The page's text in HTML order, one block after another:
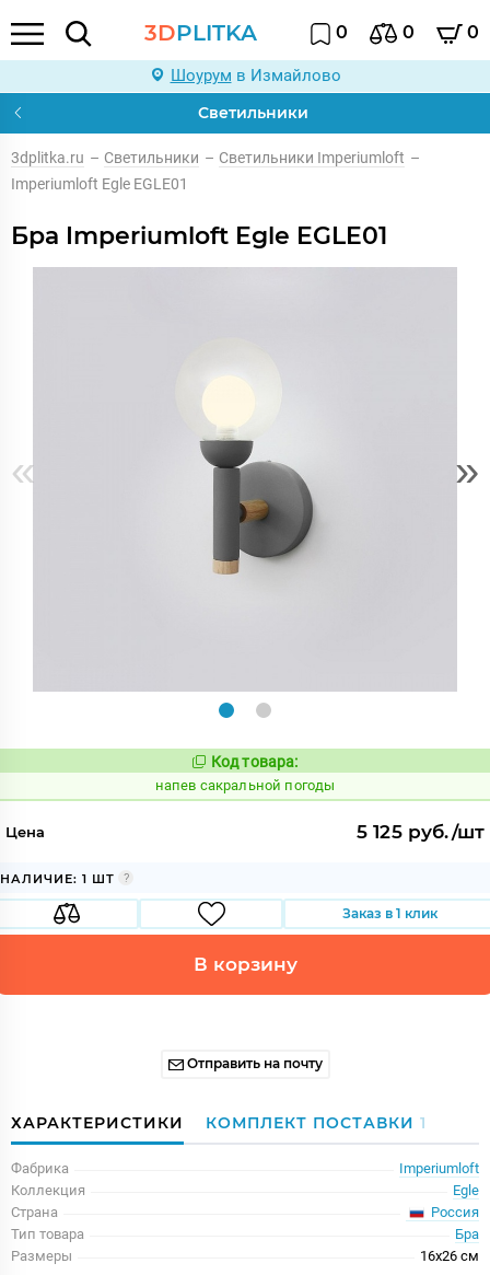
3DPLITKA 0 0 0
Шоурум в Измайлово
Светильники
3dplitka.ru – Светильники – Светильники Imperiumloft –
Imperiumloft Egle EGLE01
Бра Imperiumloft Egle EGLE01
« »
Код:
1088196
Код товара:
напев сакральной погоды
Цена 5 125 руб./шт
НАЛИЧИЕ: 1 ШТ
Заказ в 1 клик
В корзину
Отправить на почту
ХАРАКТЕРИСТИКИ КОМПЛЕКТ ПОСТАВКИ 1
Фабрика
Imperiumloft
Коллекция
Egle
Страна
Россия
Тип товара
Бра
Размеры
16x26 см